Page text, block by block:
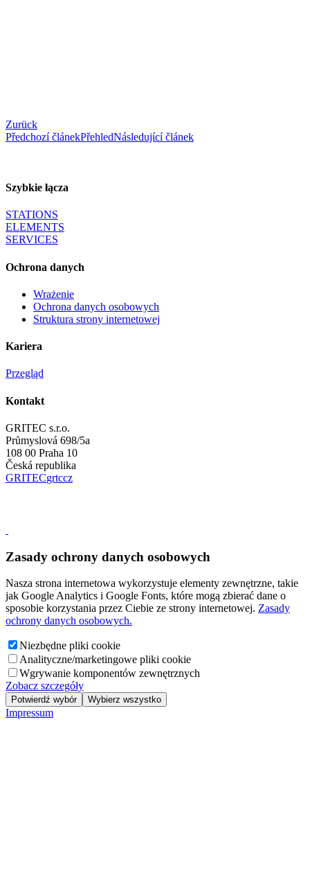
Zurück
Předchozí článekPřehledNásledující článek
Szybkie łącza
STATIONS
ELEMENTS
SERVICES
Ochrona danych
Wrażenie
Ochrona danych osobowych
Struktura strony internetowej
Kariera
Przegląd
Kontakt
GRITEC s.r.o.
Průmyslová 698/5a
108 00 Praha 10
Česká republika
GRITECgrtccz
Zasady ochrony danych osobowych
Nasza strona internetowa wykorzystuje elementy zewnętrzne, takie
jak Google Analytics i Google Fonts, które mogą zbierać dane o
sposobie korzystania przez Ciebie ze strony internetowej. Zasady
ochrony danych osobowych.
Niezbędne pliki cookie
Analityczne/marketingowe pliki cookie
Wgrywanie komponentów zewnętrznych
Zobacz szczegóły
Potwierdź wybór Wybierz wszystko
Impressum